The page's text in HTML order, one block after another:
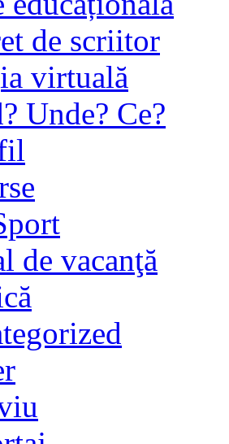
de scriitor
virtuală
Unde? Ce?
de vacanţă